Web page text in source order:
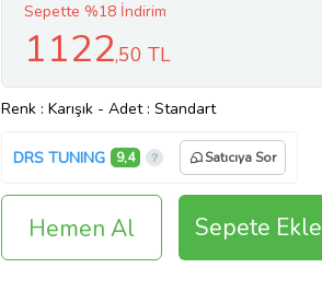
Sepette %18 İndirim
1122,50 TL
Renk : Karışık - Adet : Standart
DRS TUNING 9,4 Satıcıya Sor
Hemen Al Sepete Ekle